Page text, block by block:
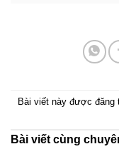
Bài viết này được đăng
Bài viết cùng